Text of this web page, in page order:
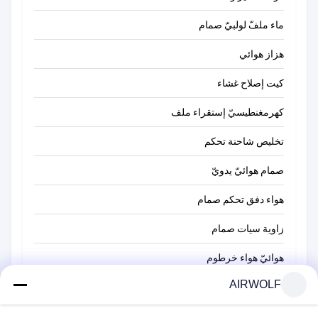
ماء ملفّ لولبيّ صمام
هزاز هوائي
كيت إصلاح غشاء
كهرمغنطيسيّ إستقراء ملف
تخليص شاحنة تحكم
صمام هوائيّ يدويّ
هواء دفق تحكم صمام
زاوية سيات صمام
هوائيّ هواء خرطوم
مضغوط هواء ضرب مسدّس مدفع
AIRWOLF